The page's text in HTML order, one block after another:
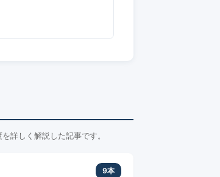
詳しく解説した記事です。
9本